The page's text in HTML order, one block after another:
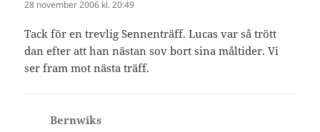
28 november 2006 kl. 20:49
Tack för en trevlig Sennenträff. Lucas var så trött
dan efter att han nästan sov bort sina måltider. Vi
ser fram mot nästa träff.
Bernwiks